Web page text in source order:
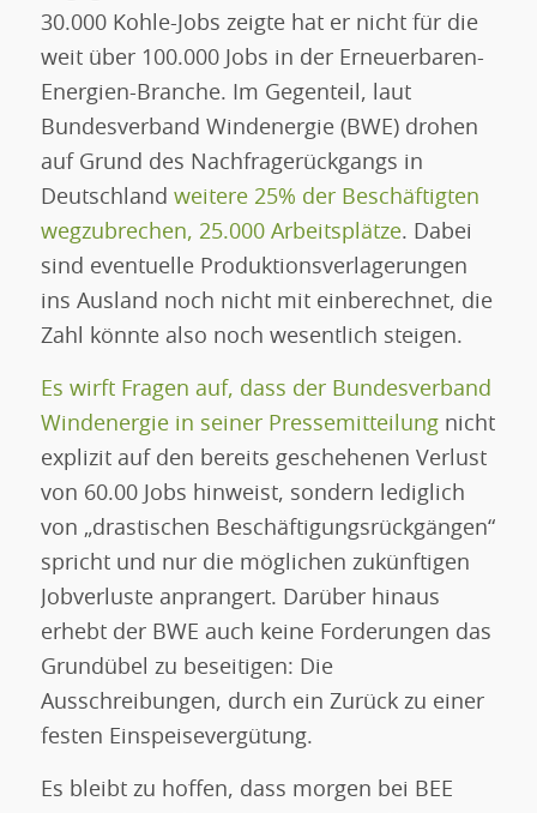
30.000 Kohle-Jobs zeigte hat er nicht für die
weit über 100.000 Jobs in der Erneuerbaren-
Energien-Branche. Im Gegenteil, laut
Bundesverband Windenergie (BWE) drohen
auf Grund des Nachfragerückgangs in
Deutschland weitere 25% der Beschäftigten
wegzubrechen, 25.000 Arbeitsplätze. Dabei
sind eventuelle Produktionsverlagerungen
ins Ausland noch nicht mit einberechnet, die
Zahl könnte also noch wesentlich steigen.
Es wirft Fragen auf, dass der Bundesverband
Windenergie in seiner Pressemitteilungnicht
explizit auf den bereits geschehenen Verlust
von 60.00 Jobs hinweist, sondern lediglich
von „drastischen Beschäftigungsrückgängen“
spricht und nur die möglichen zukünftigen
Jobverluste anprangert. Darüber hinaus
erhebt der BWE auch keine Forderungen das
Grundübel zu beseitigen: Die
Ausschreibungen, durch ein Zurück zu einer
festen Einspeisevergütung.
Es bleibt zu hoffen, dass morgen bei BEE